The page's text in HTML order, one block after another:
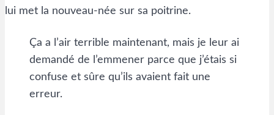
lui met la nouveau-née sur sa poitrine.
Ça a l’air terrible maintenant, mais je leur ai
demandé de l’emmener parce que j’étais si
confuse et sûre qu’ils avaient fait une
erreur.